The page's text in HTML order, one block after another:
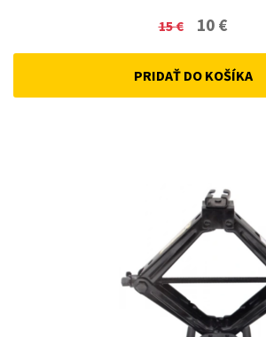
15€
Original
price
was:
10 €
price
is:
PRIDAŤ DO KOŠÍKA